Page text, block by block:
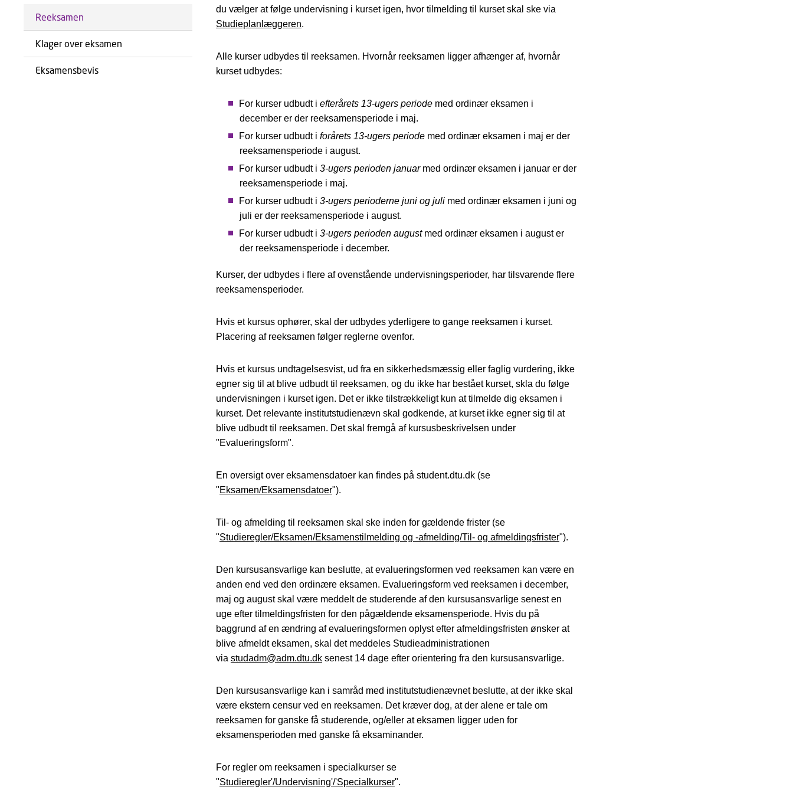
Reeksamen
Klager over eksamen
Eksamensbevis
du vælger at følge undervisning i kurset igen, hvor tilmelding til kurset skal ske via
Studieplanlæggeren.
Alle kurser udbydes til reeksamen. Hvornår reeksamen ligger afhænger af, hvornår
kurset udbydes:
For kurser udbudt i efterårets 13-ugers periodemed ordinær eksamen i
december er der reeksamensperiode i maj.
For kurser udbudt i forårets 13-ugers periodemed ordinær eksamen i maj er der
reeksamensperiode i august.
For kurser udbudt i 3-ugers perioden januarmed ordinær eksamen i januar er der
reeksamensperiode i maj.
For kurser udbudt i 3-ugers perioderne juni og julimed ordinær eksamen i juni og
juli er der reeksamensperiode i august.
For kurser udbudt i 3-ugers perioden augustmed ordinær eksamen i august er
der reeksamensperiode i december.
Kurser, der udbydes i flere af ovenstående undervisningsperioder, har tilsvarende flere
reeksamensperioder.
Hvis et kursus ophører, skal der udbydes yderligere to gange reeksamen i kurset.
Placering af reeksamen følger reglerne ovenfor.
Hvis et kursus undtagelsesvist, ud fra en sikkerhedsmæssig eller faglig vurdering, ikke
egner sig til at blive udbudt til reeksamen, og du ikke har bestået kurset, skla du følge
undervisningen i kurset igen. Det er ikke tilstrækkeligt kun at tilmelde dig eksamen i
kurset. Det relevante institutstudienævn skal godkende, at kurset ikke egner sig til at
blive udbudt til reeksamen. Det skal fremgå af kursusbeskrivelsen under
"Evalueringsform".
En oversigt over eksamensdatoer kan findes på student.dtu.dk (se
"Eksamen/Eksamensdatoer").
Til- og afmelding til reeksamen skal ske inden for gældende frister (se
"Studieregler/Eksamen/Eksamenstilmelding og -afmelding/Til- og afmeldingsfrister").
Den kursusansvarlige kan beslutte, at evalueringsformen ved reeksamen kan være en
anden end ved den ordinære eksamen. Evalueringsform ved reeksamen i december,
maj og august skal være meddelt de studerende af den kursusansvarlige senest en
uge efter tilmeldingsfristen for den pågældende eksamensperiode. Hvis du på
baggrund af en ændring af evalueringsformen oplyst efter afmeldingsfristen ønsker at
blive afmeldt eksamen, skal det meddeles Studieadministrationen
via studadm@adm.dtu.dksenest 14 dage efter orientering fra den kursusansvarlige.
Den kursusansvarlige kan i samråd med institutstudienævnet beslutte, at der ikke skal
være ekstern censur ved en reeksamen. Det kræver dog, at der alene er tale om
reeksamen for ganske få studerende, og/eller at eksamen ligger uden for
eksamensperioden med ganske få eksaminander.
For regler om reeksamen i specialkurser se
"Studieregler'/Undervisning'/'Specialkurser".